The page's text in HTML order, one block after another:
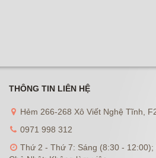
THÔNG TIN LIÊN HỆ
Hẻm 266-268 Xô Viết Nghệ Tĩnh,
0971 998 312
Thứ 2 - Thứ 7: Sáng (8:30 -